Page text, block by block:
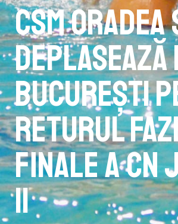
CSM Oradea
București
returul
finale a CN
II